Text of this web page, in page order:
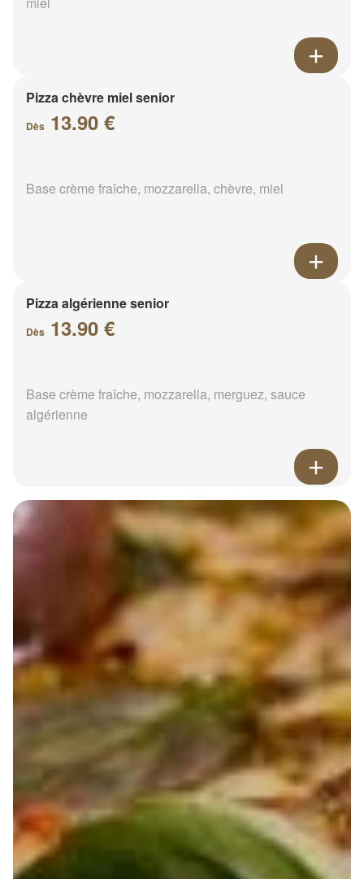
Pizza chèvre miel senior
Dès 13.90 €
Base crème fraîche, mozzarella, chèvre, miel
Pizza algérienne senior
Dès 13.90 €
Base crème fraîche, mozzarella, merguez, sauce
algérienne